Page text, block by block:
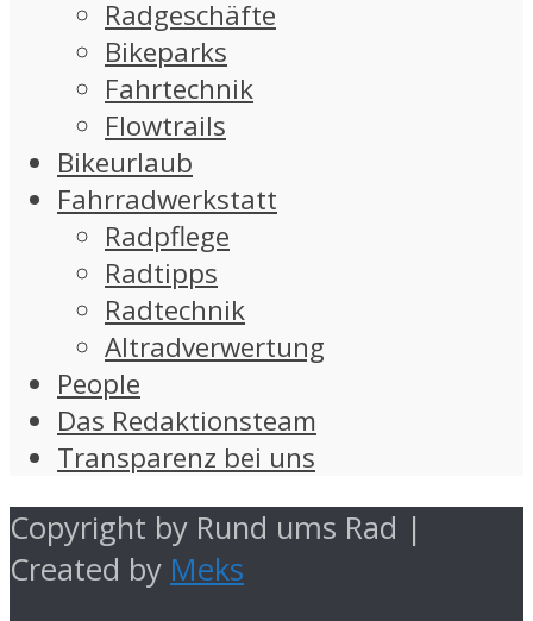
Radgeschäfte
Bikeparks
Fahrtechnik
Flowtrails
Bikeurlaub
Fahrradwerkstatt
Radpflege
Radtipps
Radtechnik
Altradverwertung
People
Das Redaktionsteam
Transparenz bei uns
Copyright by Rund ums Rad |
Created by Meks